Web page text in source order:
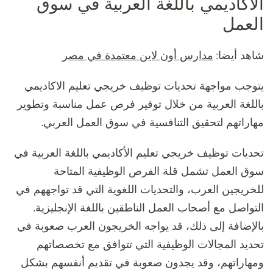
العمل
شاهد أيضا: مدارس أون لاين معتمدة في مصر
يتوجب مواجهة تحديات توظيف خريجي تعليم الاكاديمي
باللغة العربية من خلال توفير فرص عمل مناسبة وتطوير
مهاراتهم لتحقيق التنافسية في سوق العمل العربي.
تحديات توظيف خريجي تعليم الأكاديمي باللغة العربية في
سوق العمل تشمل قلة الفرص الوظيفية المتاحة
للخريجين العرب، والتحديات اللغوية التي قد تواجههم في
التواصل مع أصحاب العمل الناطقين باللغة الإنجليزية.
بالإضافة إلى ذلك، قد يواجه الخريجون العرب صعوبة في
تحديد المجالات الوظيفية التي تتوافق مع تخصصاتهم
ومهاراتهم، وقد يجدون صعوبة في تقديم أنفسهم بشكل